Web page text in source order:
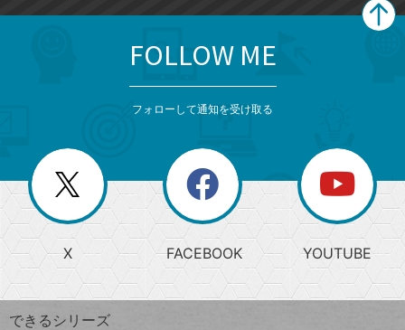
じ
る
search
検
索
上
昇
ワ
ー
閉
じ
る
ー
か
ら
探
す
FOLLOW ME
フォローして通知を受け取る
X FACEBOOK YOUTUBE
できるシリーズ